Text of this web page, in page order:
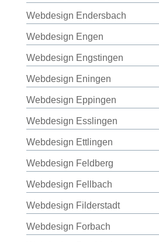
Webdesign Endersbach
Webdesign Engen
Webdesign Engstingen
Webdesign Eningen
Webdesign Eppingen
Webdesign Esslingen
Webdesign Ettlingen
Webdesign Feldberg
Webdesign Fellbach
Webdesign Filderstadt
Webdesign Forbach